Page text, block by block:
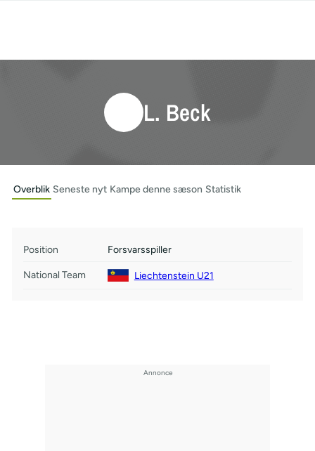
L. Beck
Overblik Seneste nyt Kampe denne sæson Statistik
Position Forsvarsspiller
National Team Liechtenstein U21